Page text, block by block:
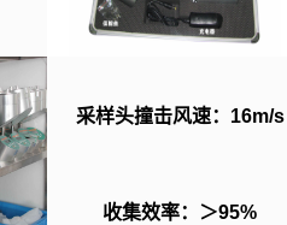
采样头撞击风速：16m/s
收集效率：＞95%